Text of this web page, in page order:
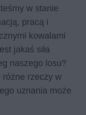
w stanie
pracą i
kowalami
jakaś siła
naszego losu?
różne rzeczy w
uznania może